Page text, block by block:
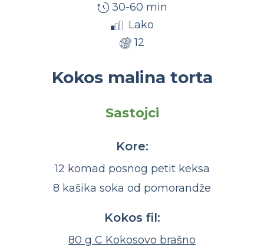
30-60 min
Lako
12
Kokos malina torta
Sastojci
Kore:
12 komad posnog petit keksa
8 kašika soka od pomorandže
Kokos fil:
80 g C Kokosovo brašno